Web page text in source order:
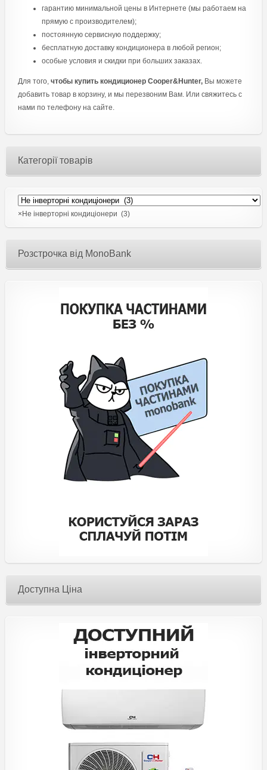
гарантию минимальной цены в Интернете (мы работаем на
прямую с производителем);
постоянную сервисную поддержку;
бесплатную доставку кондиционера в любой регион;
особые условия и скидки при больших заказах.
Для того, чтобы купить кондиционер Cooper&Hunter,Вы можете
добавить товар в корзину, и мы перезвоним Вам. Или свяжитесь с
нами по телефону на сайте.
Категорії товарів
× Не інверторні кондиціонери (3)
Розстрочка від MonoBank
Доступна Ціна